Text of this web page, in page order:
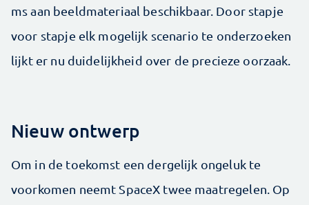
ms aan beeldmateriaal beschikbaar. Door stapje
voor stapje elk mogelijk scenario te onderzoeken
lijkt er nu duidelijkheid over de precieze oorzaak.
Nieuw ontwerp
Om in de toekomst een dergelijk ongeluk te
voorkomen neemt SpaceX twee maatregelen. Op